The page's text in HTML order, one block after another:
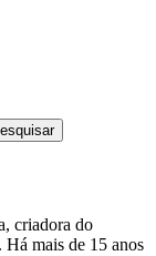
criadora do
. Há mais de 15 anos